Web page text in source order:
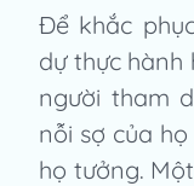
Để khắc
dự thực hành
người tham
nỗi sợ của
họ tưởng.